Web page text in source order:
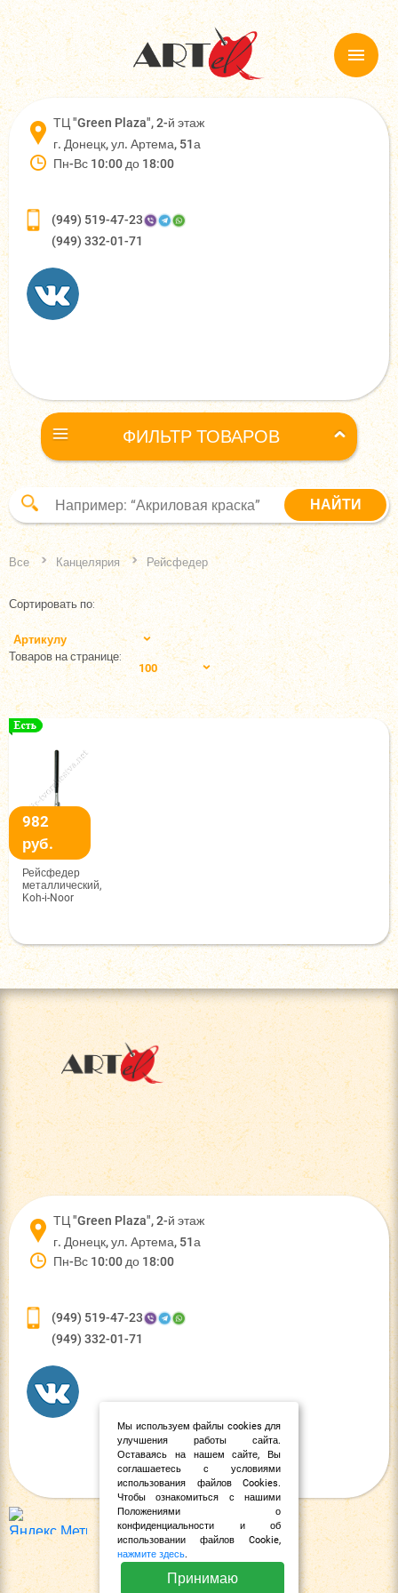
ТЦ "Green Plaza", 2-й этаж
г. Донецк, ул. Артема, 51а
Пн-Вс 10:00 до 18:00
(949) 519-47-23
(949) 332-01-71
ФИЛЬТР ТОВАРОВ
Все Канцелярия Рейсфедер
Сортировать по:
Артикулу
Товаров на странице:
100
982
руб.
Рейсфедер
металлический,
Koh-i-Noor
ТЦ "Green Plaza", 2-й этаж
г. Донецк, ул. Артема, 51а
Пн-Вс 10:00 до 18:00
(949) 519-47-23
(949) 332-01-71
Мы используем файлы cookies для
улучшения работы сайта.
Оставаясь на нашем сайте, Вы
соглашаетесь с условиями
использования файлов Cookies.
Чтобы ознакомиться с нашими
Положениями о
конфиденциальности и об
использовании файлов Cookie,
нажмите здесь.
Принимаю